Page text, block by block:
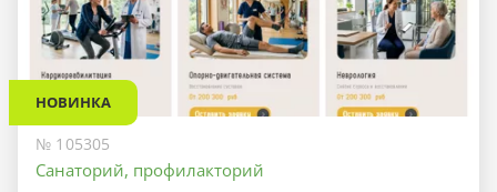
НОВИНКА
№ 105305
Санаторий, профилакторий